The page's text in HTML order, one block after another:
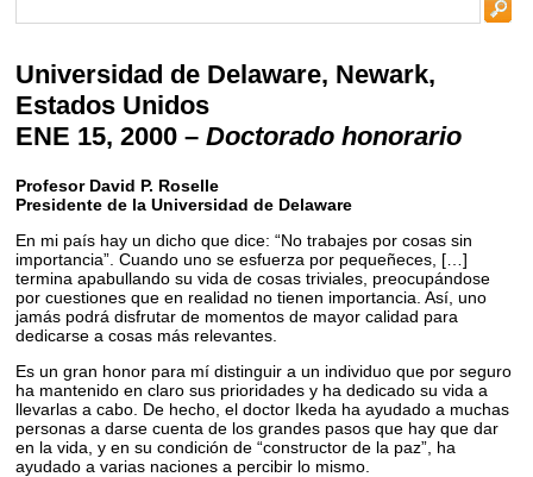
Universidad de Delaware, Newark,
Estados Unidos
ENE 15, 2000 –Doctorado honorario
Profesor David P. Roselle
Presidente de la Universidad de Delaware
En mi país hay un dicho que dice: “No trabajes por cosas sin
importancia”. Cuando uno se esfuerza por pequeñeces, […]
termina apabullando su vida de cosas triviales, preocupándose
por cuestiones que en realidad no tienen importancia. Así, uno
jamás podrá disfrutar de momentos de mayor calidad para
dedicarse a cosas más relevantes.
Es un gran honor para mí distinguir a un individuo que por seguro
ha mantenido en claro sus prioridades y ha dedicado su vida a
llevarlas a cabo. De hecho, el doctor Ikeda ha ayudado a muchas
personas a darse cuenta de los grandes pasos que hay que dar
en la vida, y en su condición de “constructor de la paz”, ha
ayudado a varias naciones a percibir lo mismo.